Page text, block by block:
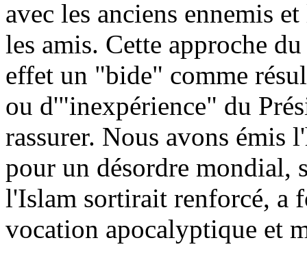
avec les anciens ennemis
les amis. Cette approche
effet un "bide" comme
ou d'"inexpérience" du
rassurer. Nous avons émis
pour un désordre mondial,
l'Islam sortirait renforcé, a
vocation apocalyptique et